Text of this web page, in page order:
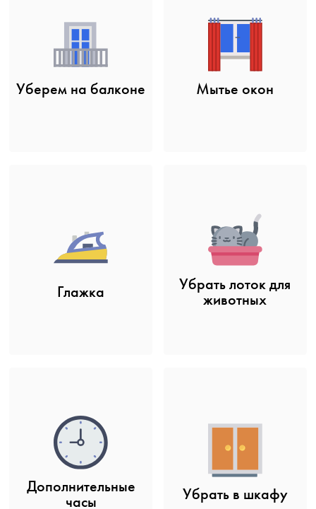
Уберем на балконе Мытье окон
Глажка
Убрать лоток для
животных
Дополнительные
часы
Убрать в шкафу